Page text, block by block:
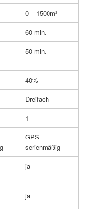
0 – 1500m²
60 min.
50 min.
40%
Dreifach
1
GPS
serienmäßig
ja
ja